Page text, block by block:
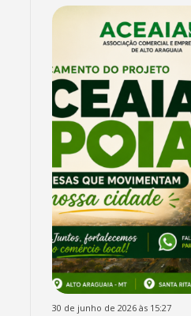
30 de junho de 2026 às 15:27